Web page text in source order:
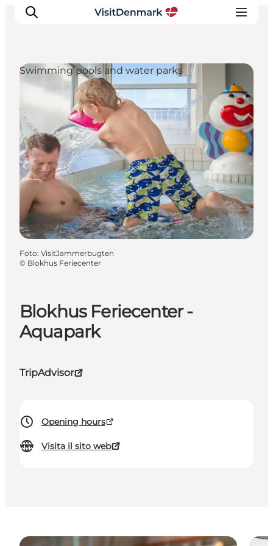
Ispirazioni
Dove andare
Cosa fare
Dove dormire
Pianifica il viaggio
Blokhus Feriecenter -
Aquapark
TripAdvisor
Opening hours
Visita il sito web
Swimming pools and water parks
Foto: VisitJammerbugten
© Blokhus Feriecenter